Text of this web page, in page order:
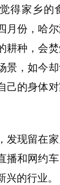
得家乡的
月份，哈
耕种，会
景，如今
己的身体
发现留在
播和网约
的行业。